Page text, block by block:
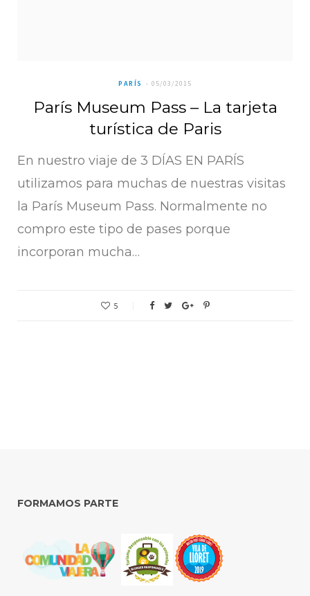
PARÍS 05/03/2015
París Museum Pass – La tarjeta
turística de Paris
En nuestro viaje de 3 DÍAS EN PARÍS
utilizamos para muchas de nuestras visitas
la París Museum Pass. Normalmente no
compro este tipo de pases porque
incorporan mucha…
5
FORMAMOS PARTE